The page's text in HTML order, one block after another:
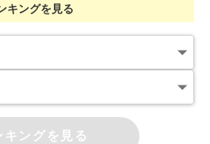
キングを見る
キングを見る